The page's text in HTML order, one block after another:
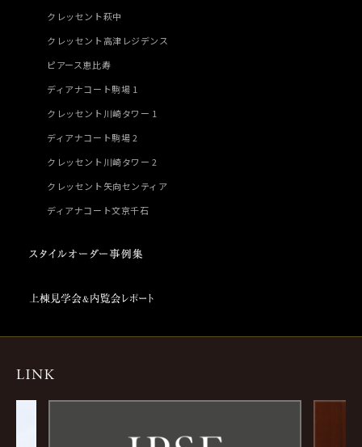
クレッセント萩中
クレッセント高津レジデンス
ピアース恵比寿
ディアナコート駒場 1
クレッセント川崎タワー 1
ディアナコート駒場 2
クレッセント川崎タワー 2
クレッセント矢向センティア
ディアナコート文京千石